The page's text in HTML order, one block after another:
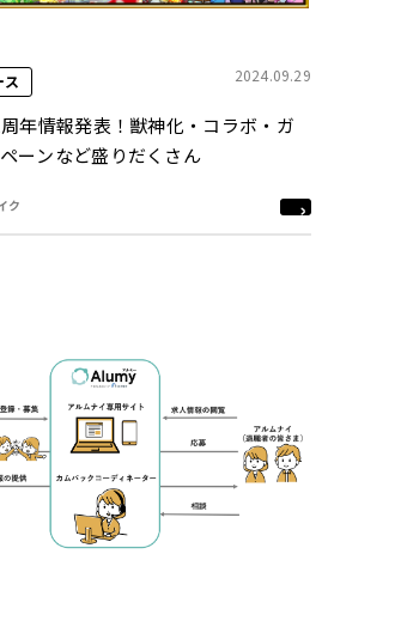
ス 2024.09.29
年情報発表！獣神化・コラボ・ガ
ーンなど盛りだくさん
ク